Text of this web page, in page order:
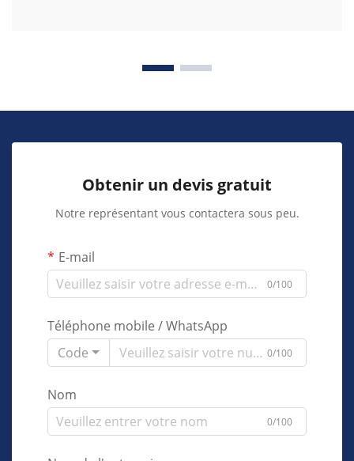
Obtenir un devis gratuit
Notre représentant vous contactera sous peu.
E-mail
0/100
Téléphone mobile / WhatsApp
Code
0/100
Nom
0/100